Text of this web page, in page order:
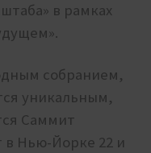
в рамках
собранием,
уникальным,
Саммит
в Нью-Йорке 22 и